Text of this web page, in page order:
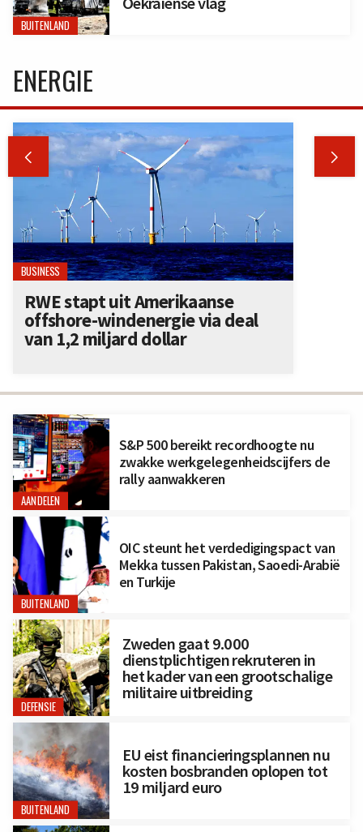
BUITENLAND
AANDELEN
S&P 500 bereikt recordhoogte nu
zwakke werkgelegenheidscijfers de
rally aanwakkeren
BUITENLAND
OIC steunt het verdedigingspact van
Mekka tussen Pakistan, Saoedi-Arabië
en Turkije
DEFENSIE
Zweden gaat 9.000
dienstplichtigen rekruteren in
het kader van een grootschalige
militaire uitbreiding
BUITENLAND
EU eist financieringsplannen nu
kosten bosbranden oplopen tot
19 miljard euro
ENERGIE
 
BUSINESS
RWE stapt uit Amerikaanse
offshore-windenergie via deal
van 1,2 miljard dollar